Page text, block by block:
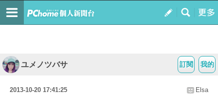
我的
訂閱
ユメノツバサ
2013-10-20 17:41:25 Elsa